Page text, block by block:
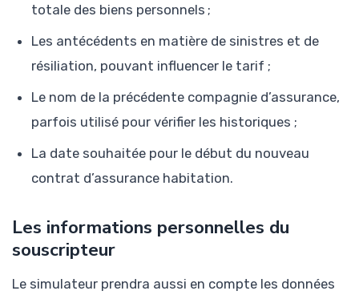
totale des biens personnels ;
Les antécédents en matière de sinistres et de
résiliation, pouvant influencer le tarif ;
Le nom de la précédente compagnie d’assurance,
parfois utilisé pour vérifier les historiques ;
La date souhaitée pour le début du nouveau
contrat d’assurance habitation.
Les informations personnelles du
souscripteur
Le simulateur prendra aussi en compte les données